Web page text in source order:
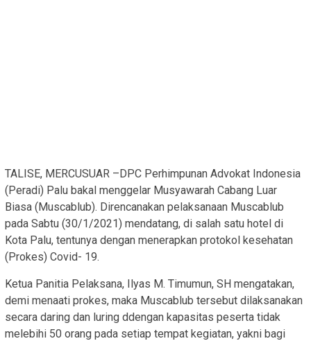
TALISE, MERCUSUAR –DPC Perhimpunan Advokat Indonesia
(Peradi) Palu bakal menggelar Musyawarah Cabang Luar
Biasa (Muscablub). Direncanakan pelaksanaan Muscablub
pada Sabtu (30/1/2021) mendatang, di salah satu hotel di
Kota Palu, tentunya dengan menerapkan protokol kesehatan
(Prokes) Covid- 19.
Ketua Panitia Pelaksana, Ilyas M. Timumun, SH mengatakan,
demi menaati prokes, maka Muscablub tersebut dilaksanakan
secara daring dan luring ddengan kapasitas peserta tidak
melebihi 50 orang pada setiap tempat kegiatan, yakni bagi